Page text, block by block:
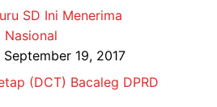
SD Ini Menerima
Nasional
19, 2017
(DCT) Bacaleg DPRD